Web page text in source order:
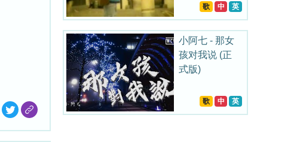
歌 中 英
小阿七 - 那女
孩对我说 (正
式版)
歌 中 英